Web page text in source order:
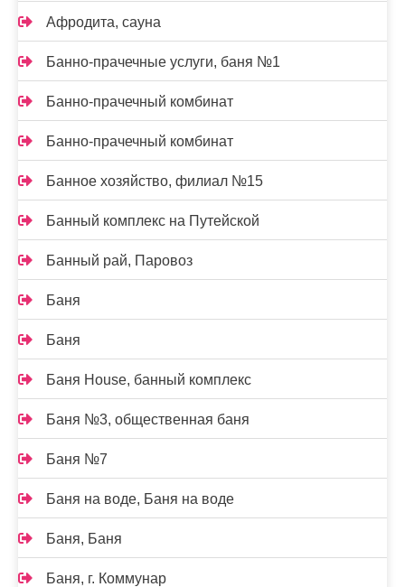
Афродита, сауна
Банно-прачечные услуги, баня №1
Банно-прачечный комбинат
Банно-прачечный комбинат
Банное хозяйство, филиал №15
Банный комплекс на Путейской
Банный рай, Паровоз
Баня
Баня
Баня House, банный комплекс
Баня №3, общественная баня
Баня №7
Баня на воде, Баня на воде
Баня, Баня
Баня, г. Коммунар